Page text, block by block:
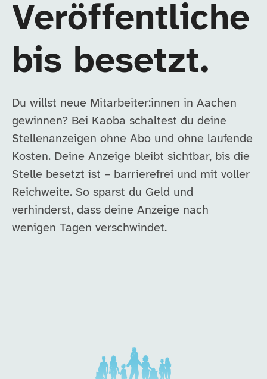
Veröffentliche
bis besetzt.
Du willst neue Mitarbeiter:innen in Aachen
gewinnen? Bei Kaoba schaltest du deine
Stellenanzeigen ohne Abo und ohne laufende
Kosten. Deine Anzeige bleibt sichtbar, bis die
Stelle besetzt ist – barrierefrei und mit voller
Reichweite. So sparst du Geld und
verhinderst, dass deine Anzeige nach
wenigen Tagen verschwindet.
Unsere Arbeitgeber in